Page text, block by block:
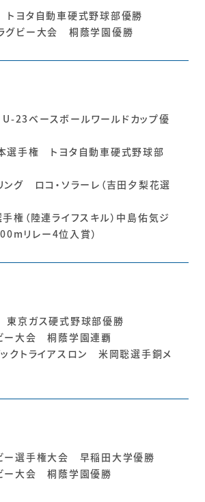
ヨタ自動車硬式野球部優勝
グビー大会 桐蔭学園優勝
23ベースボールワールドカップ優
選手権 トヨタ自動車硬式野球部
グ ロコ・ソラーレ（吉田夕梨花選
権（陸連ライフスキル）中島佑気ジ
リレー4位入賞）
京ガス硬式野球部優勝
ー大会 桐蔭学園連覇
ックトライアスロン 米岡聡選手銅メ
ー選手権大会 早稲田大学優勝
ー大会 桐蔭学園優勝